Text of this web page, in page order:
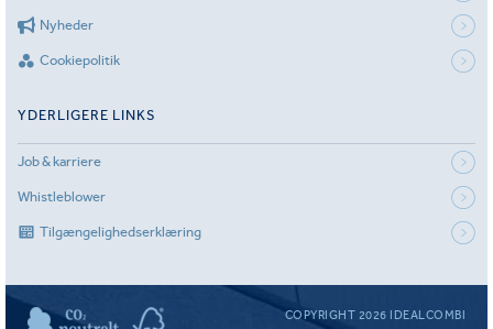
Nyheder
Cookiepolitik
YDERLIGERE LINKS
Job & karriere
Whistleblower
Tilgængelighedserklæring
COPYRIGHT 2026 IDEALCOMBI